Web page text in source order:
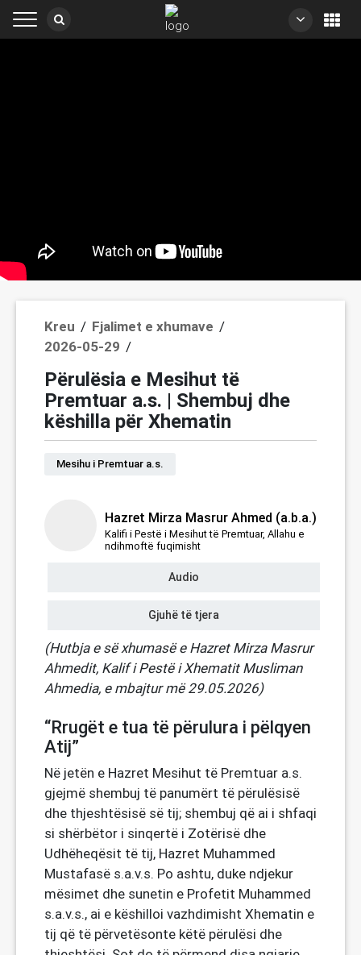
Kreu / Fjalimet e xhumave /
2026-05-29 /
Përulësia e Mesihut të
Premtuar a.s. | Shembuj dhe
këshilla për Xhematin
Mesihu i Premtuar a.s.
Hazret Mirza Masrur Ahmed (a.b.a.)
Kalifi i Pestë i Mesihut të Premtuar, Allahu e
ndihmoftë fuqimisht
Audio
Gjuhë të tjera
(Hutbja e së xhumasë e Hazret Mirza Masrur
Ahmedit, Kalif i Pestë i Xhematit Musliman
Ahmedia, e mbajtur më 29.05.2026)
“Rrugët e tua të përulura i pëlqyen
Atij”
Në jetën e Hazret Mesihut të Premtuar a.s.
gjejmë shembuj të panumërt të përulësisë
dhe thjeshtësisë së tij; shembuj që ai i shfaqi
si shërbëtor i sinqertë i Zotërisë dhe
Udhëheqësit të tij, Hazret Muhammed
Mustafasë s.a.v.s. Po ashtu, duke ndjekur
mësimet dhe sunetin e Profetit Muhammed
s.a.v.s., ai e këshilloi vazhdimisht Xhematin e
tij që të përvetësonte këtë përulësi dhe